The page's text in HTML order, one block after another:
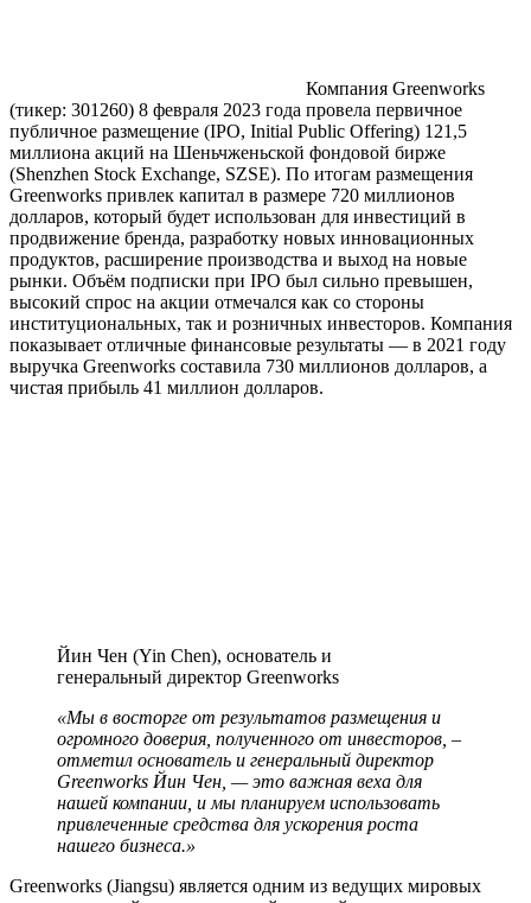
Компания Greenworks
(тикер: 301260) 8 февраля 2023 года провела первичное
публичное размещение (IPO, Initial Public Offering) 121,5
миллиона акций на Шеньчженьской фондовой бирже
(Shenzhen Stock Exchange, SZSE). По итогам размещения
Greenworks привлек капитал в размере 720 миллионов
долларов, который будет использован для инвестиций в
продвижение бренда, разработку новых инновационных
продуктов, расширение производства и выход на новые
рынки. Объём подписки при IPO был сильно превышен,
высокий спрос на акции отмечался как со стороны
институциональных, так и розничных инвесторов. Компания
показывает отличные финансовые результаты — в 2021 году
выручка Greenworks составила 730 миллионов долларов, а
чистая прибыль 41 миллион долларов.
Йин Чен (Yin Chen), основатель и
генеральный директор Greenworks
«Мы в восторге от результатов размещения и
огромного доверия, полученного от инвесторов, –
отметил основатель и генеральный директор
Greenworks Йин Чен, — это важная веха для
нашей компании, и мы планируем использовать
привлеченные средства для ускорения роста
нашего бизнеса.»
Greenworks (Jiangsu) является одним из ведущих мировых